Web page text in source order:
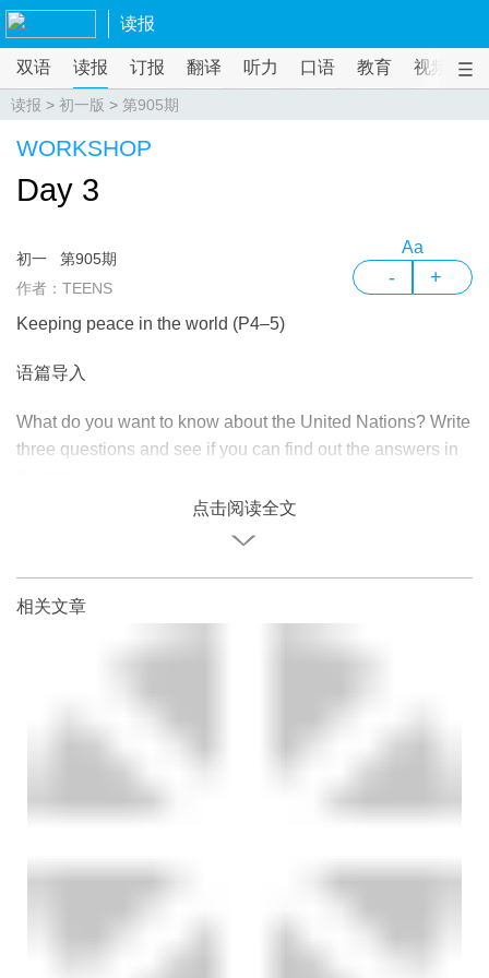
读报
双语 读报 订报 翻译 听力 口语 教育 视频
读报 > 初一版 > 第905期
WORKSHOP
Day 3
初一
第905期
作者：TEENS
Aa
- +
Keeping peace in the world (P4–5)
语篇导入
What do you want to know about the United Nations? Write
three questions and see if you can find out the answers in
点击阅读全文
相关文章